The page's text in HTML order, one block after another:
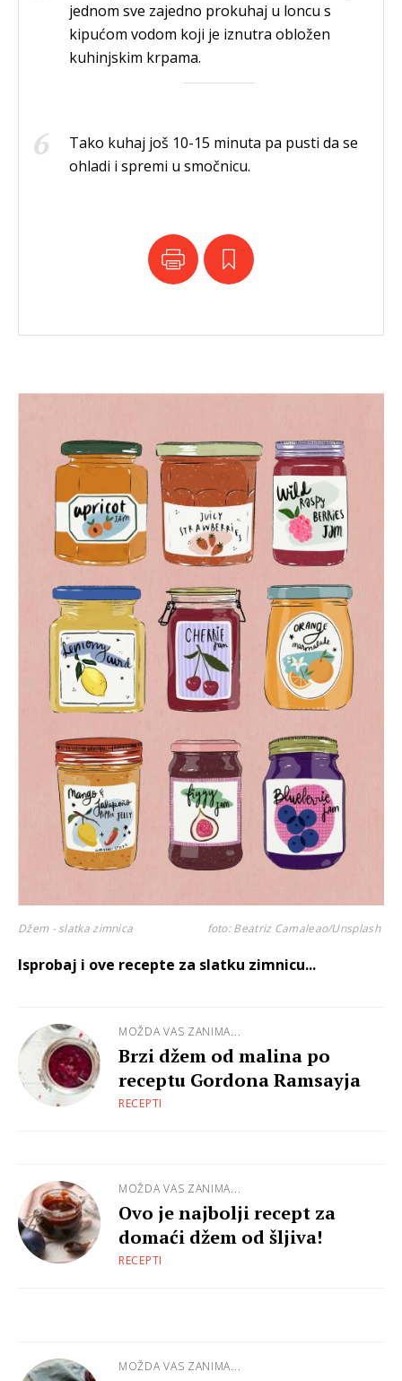
jednom sve zajedno prokuhaj u loncu s
kipućom vodom koji je iznutra obložen
kuhinjskim krpama.
Tako kuhaj još 10-15 minuta pa pusti da se
ohladi i spremi u smočnicu.
Džem - slatka zimnica foto: Beatriz Camaleao/Unsplash
Isprobaj i ove recepte za slatku zimnicu...
MOŽDA VAS ZANIMA...
Brzi džem od malina po
receptu Gordona Ramsayja
RECEPTI
MOŽDA VAS ZANIMA...
Ovo je najbolji recept za
domaći džem od šljiva!
RECEPTI
MOŽDA VAS ZANIMA...